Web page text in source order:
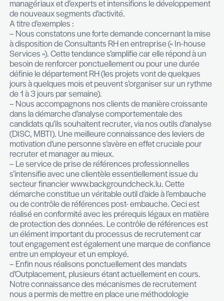
permanent. La valeur ajoutée du recruteur ne se
seulement au niveau de la recherche et de la
également au niveau de sa capacité à attirer les
les plus talentueux.
Au delà de la présentation optimale et détaillée
entreprises, la valorisation du Grand Duché fait
partie des éléments à mettre en avant pour les
issus de bassins d’emploi plus éloignés. Il est
d’accompagner les futurs travailleurs du Grand
des démarches très opérationnelles (recherche
logement, rapatriement de la famille, projection
sociale, etc.). A ce niveau, nous disposons de
arguments car le Luxembourg reste toujours
privilégiée en termes d’équilibre de vie, de
infrastructures, d’environnement linguistique,
cette promotion de la place reste constante
interlocuteurs.
Comment utilisez-vous les médias sociaux ?
vous qu’ils sont devenus incontour- nables
métier ?
Les réseaux sociaux professionnels ont pris une
incontournable dans la gestion de mandats de
recrutement. Ils deviennent une vitrine permet-